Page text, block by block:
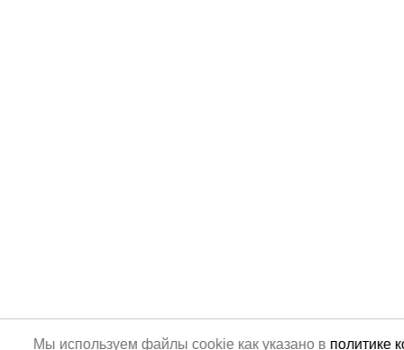
Мы используем файлы cookie как указано в политике